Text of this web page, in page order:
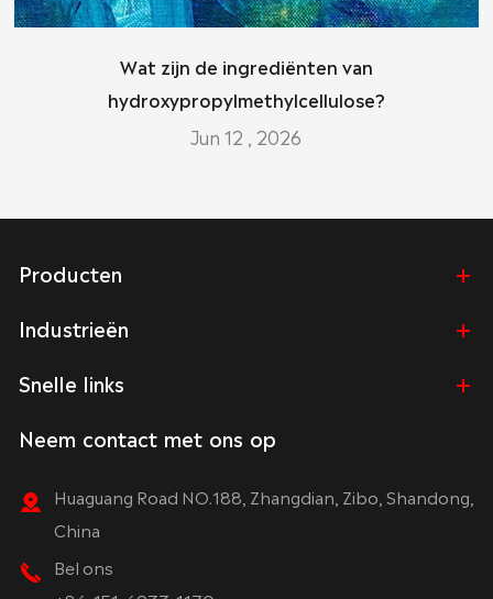
Wat zijn de ingrediënten van
hydroxypropylmethylcellulose?
Jun 12 , 2026
Producten
Industrieën
Snelle links
Neem contact met ons op
Huaguang Road NO.188, Zhangdian, Zibo, Shandong,
China
Bel ons